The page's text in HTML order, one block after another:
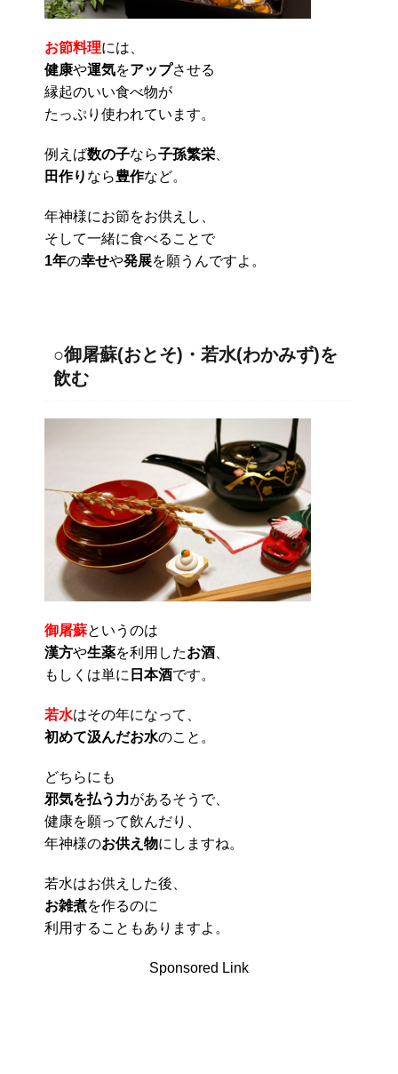
お節料理には、
健康や運気をアップさせる
縁起のいい食べ物が
たっぷり使われています。
例えば数の子なら子孫繁栄
田作り なら豊作など。
年神様にお節をお供えし、
そして一緒に食べることで
1年の幸せや発展を願うんですよ。
○御屠蘇(おとそ)・若水(わかみず)を
飲む
御屠蘇というのは
漢方や生薬を利用したお酒
もしくは単に 日本酒です。
若水はその年になって、
初めて汲んだお水のこと。
どちらにも
邪気を払う力があるそうで、
健康を願って飲んだり、
年神様のお供え物にしますね。
若水はお供えした後、
お雑煮を作るのに
利用することもありますよ。
Sponsored Link